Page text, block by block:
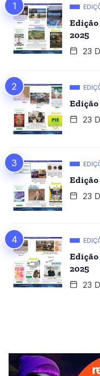
Edição
2025
23
Edição
23
Edição
23
Edição
2025
23